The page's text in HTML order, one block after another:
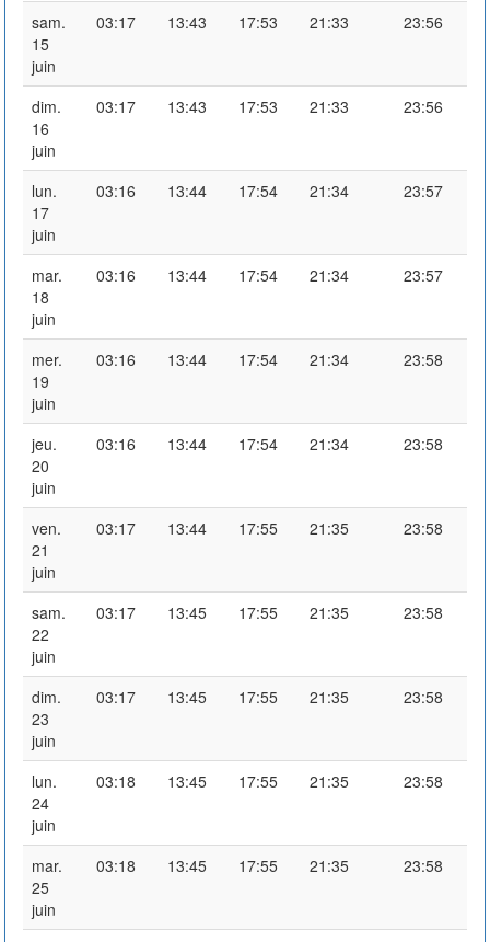
sam.
15
juin
03:17 13:43 17:53 21:33 23:56
dim.
16
juin
03:17 13:43 17:53 21:33 23:56
lun.
17
juin
03:16 13:44 17:54 21:34 23:57
mar.
18
juin
03:16 13:44 17:54 21:34 23:57
mer.
19
juin
03:16 13:44 17:54 21:34 23:58
jeu.
20
juin
03:16 13:44 17:54 21:34 23:58
ven.
21
juin
03:17 13:44 17:55 21:35 23:58
sam.
22
juin
03:17 13:45 17:55 21:35 23:58
dim.
23
juin
03:17 13:45 17:55 21:35 23:58
lun.
24
juin
03:18 13:45 17:55 21:35 23:58
mar.
25
juin
03:18 13:45 17:55 21:35 23:58